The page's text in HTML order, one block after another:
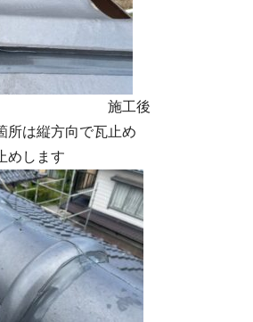
施工後
所は縦方向で瓦止め
めします